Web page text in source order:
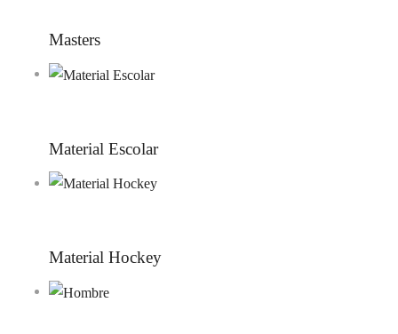
Masters
Material Escolar
Material Hockey